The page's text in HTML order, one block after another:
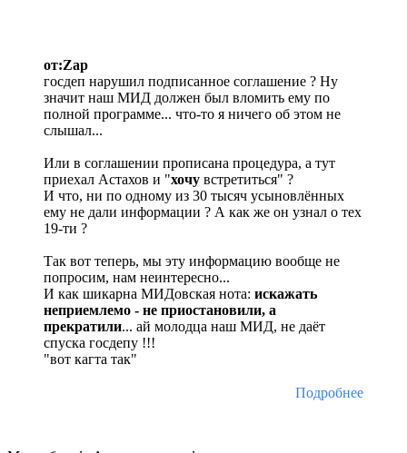
от:Zap
госдеп нарушил подписанное соглашение ? Ну
значит наш МИД должен был вломить ему по
полной программе... что-то я ничего об этом не
слышал...
Или в соглашении прописана процедура, а тут
приехал Астахов и "хочу встретиться" ?
И что, ни по одному из 30 тысяч усыновлённых
ему не дали информации ? А как же он узнал о тех
19-ти ?
Так вот теперь, мы эту информацию вообще не
попросим, нам неинтересно...
И как шикарна МИДовская нота: искажать
неприемлемо - не приостановили, а
прекратили... ай молодца наш МИД, не даёт
спуска госдепу !!!
"вот кагта так"
Подробнее